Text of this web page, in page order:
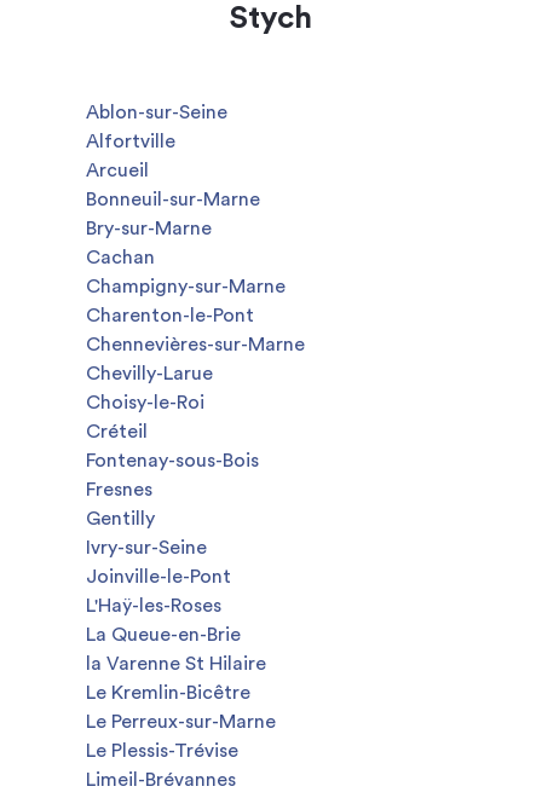
Stych
Ablon-sur-Seine
Alfortville
Arcueil
Bonneuil-sur-Marne
Bry-sur-Marne
Cachan
Champigny-sur-Marne
Charenton-le-Pont
Chennevières-sur-Marne
Chevilly-Larue
Choisy-le-Roi
Créteil
Fontenay-sous-Bois
Fresnes
Gentilly
Ivry-sur-Seine
Joinville-le-Pont
L'Haÿ-les-Roses
La Queue-en-Brie
la Varenne St Hilaire
Le Kremlin-Bicêtre
Le Perreux-sur-Marne
Le Plessis-Trévise
Limeil-Brévannes